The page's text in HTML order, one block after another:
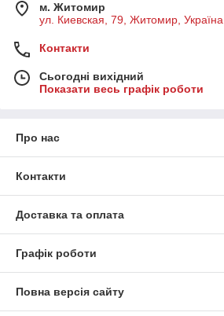
м. Житомир
ул. Киевская, 79, Житомир, Україна
Контакти
Сьогодні вихідний
Показати весь графік роботи
Про нас
Контакти
Доставка та оплата
Графік роботи
Повна версія сайту